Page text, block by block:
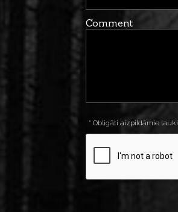
Comment
* Obligāti aizpildāmie lauki